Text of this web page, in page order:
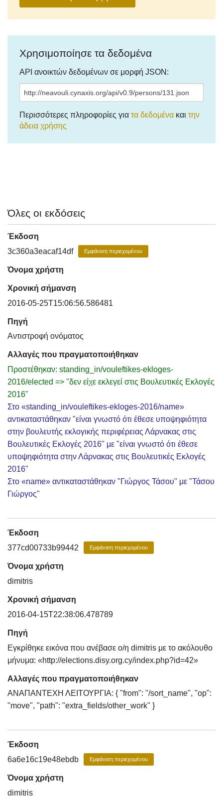
Χρησιμοποίησε τα δεδομένα
API ανοικτών δεδομένων σε μορφή JSON:
Περισσότερες πληροφορίες για τα δεδομένα και την
άδεια χρήσης
Όλες οι εκδόσεις
Έκδοση
3c360a3eacaf14df
Εμφάνιση περιεχομένου
Όνομα χρήστη
Χρονική σήμανση
2016-05-25T15:06:56.586481
Πηγή
Αντιστροφή ονόματος
Αλλαγές που πραγματοποιήθηκαν
Προστέθηκαν: standing_in/vouleftikes-ekloges-
2016/elected => "δεν είχε εκλεγεί στις Βουλευτικές Εκλογές
2016"
Στο «standing_in/vouleftikes-ekloges-2016/name»
αντικαταστάθηκαν "είναι γνωστό ότι έθεσε υποψηφιότητα
στην βουλευτής εκλογικής περιφέρειας Λάρνακας στις
Βουλευτικές Εκλογές 2016" με "είναι γνωστό ότι έθεσε
υποψηφιότητα στην Λάρνακας στις Βουλευτικές Εκλογές
2016"
Στο «name» αντικαταστάθηκαν "Γιώργος Τάσου" με "Τάσου
Γιώργος"
Έκδοση
377cd00733b99442
Εμφάνιση περιεχομένου
Όνομα χρήστη
dimitris
Χρονική σήμανση
2016-04-15T22:38:06.478789
Πηγή
Εγκρίθηκε εικόνα που ανέβασε ο/η dimitris με το ακόλουθο
μήνυμα: «http://elections.disy.org.cy/index.php?id=42»
Αλλαγές που πραγματοποιήθηκαν
ΑΝΑΠΑΝΤΕΧΗ ΛΕΙΤΟΥΡΓΙΑ: { "from": "/sort_name", "op":
"move", "path": "extra_fields/other_work" }
Έκδοση
6a6e16c19e48ebdb
Εμφάνιση περιεχομένου
Όνομα χρήστη
dimitris